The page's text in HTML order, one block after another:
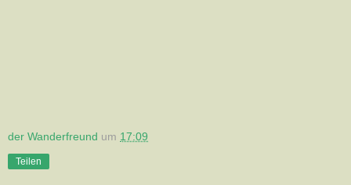
der Wanderfreund um 17:09
Teilen